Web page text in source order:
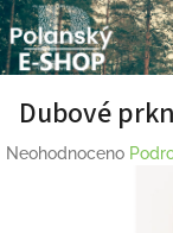
Přejít
na
obsah
Dubové
Průměrné
Neohodnoceno